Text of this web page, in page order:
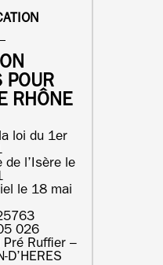
POUR
RHÔNE
loi du 1er
de l’Isère le
le 18 mai
026
Ruffier –
D’HERES